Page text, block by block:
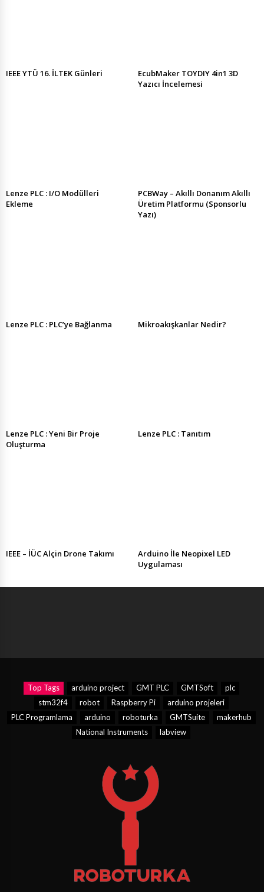
IEEE YTÜ 16. İLTEK Günleri
EcubMaker TOYDIY 4in1 3D
Yazıcı İncelemesi
Lenze PLC : I/O Modülleri
Ekleme
PCBWay – Akıllı Donanım Akıllı
Üretim Platformu (Sponsorlu
Yazı)
Lenze PLC : PLC’ye Bağlanma Mikroakışkanlar Nedir?
Lenze PLC : Yeni Bir Proje
Oluşturma
Lenze PLC : Tanıtım
IEEE – İÜC Alçin Drone Takımı
Arduino İle Neopixel LED
Uygulaması
Top Tags arduino project GMT PLC GMTSoft
plc
stm32f4
robot Raspberry Pi
arduino projeleri
PLC Programlama
arduino roboturka GMTSuite
makerhub
National Instruments
labview